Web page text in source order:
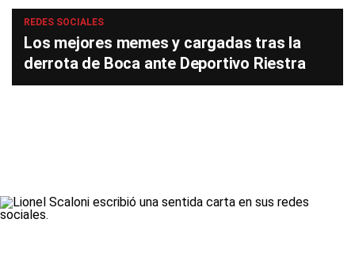
REDES SOCIALES
Los mejores memes y cargadas tras la
derrota de Boca ante Deportivo Riestra